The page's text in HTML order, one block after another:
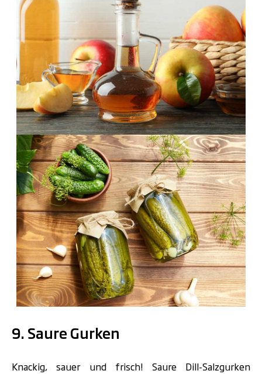
9. Saure Gurken
Knackig, sauer und frisch! Saure Dill-Salzgurken